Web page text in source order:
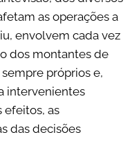
as operações a
envolvem cada vez
dos montantes de
próprios e,
intervenientes
efeitos, as
das decisões